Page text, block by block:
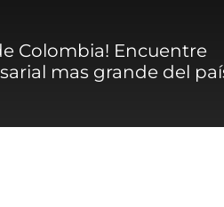
Colombia! Encuentre
mas grande del